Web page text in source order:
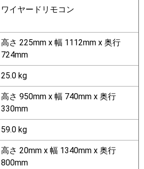
ワイヤードリモコン
高さ 225mm x 幅 1112mm x 奥行
724mm
25.0 kg
高さ 950mm x 幅 740mm x 奥行
330mm
59.0 kg
高さ 20mm x 幅 1340mm x 奥行
800mm